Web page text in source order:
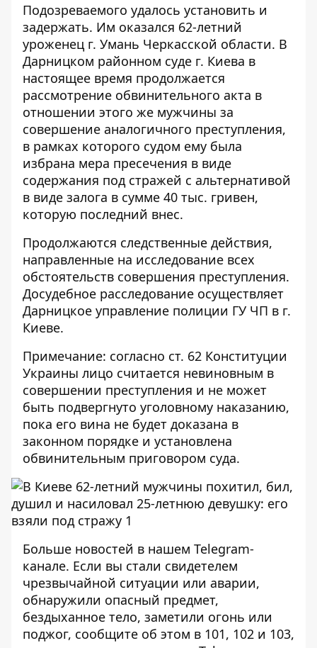
Подозреваемого удалось установить и
задержать. Им оказался 62-летний
уроженец г. Умань Черкасской области. В
Дарницком районном суде г. Киева в
настоящее время продолжается
рассмотрение обвинительного акта в
отношении этого же мужчины за
совершение аналогичного преступления,
в рамках которого судом ему была
избрана мера пресечения в виде
содержания под стражей с альтернативой
в виде залога в сумме 40 тыс. гривен,
которую последний внес.
Продолжаются следственные действия,
направленные на исследование всех
обстоятельств совершения преступления.
Досудебное расследование осуществляет
Дарницкое управление полиции ГУ ЧП в г.
Киеве.
Примечание: согласно ст. 62 Конституции
Украины лицо считается невиновным в
совершении преступления и не может
быть подвергнуто уголовному наказанию,
пока его вина не будет доказана в
законном порядке и установлена ​​
обвинительным приговором суда.
Больше новостей в нашем Telegram-
канале. Если вы стали свидетелем
чрезвычайной ситуации или аварии,
обнаружили опасный предмет,
бездыханное тело, заметили огонь или
поджог, сообщите об этом в 101, 102 и 103,